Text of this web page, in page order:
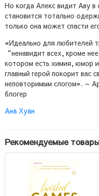
Но когда Алекс видит Аву в
становится тотально
только она может спасти
«Идеально для любителей
“ненавидит всех, кроме
котором есть химия, юмор
главный герой покорит вас
неповторимым слогом». —
блогер
Ана Хуан
Рекомендуемые